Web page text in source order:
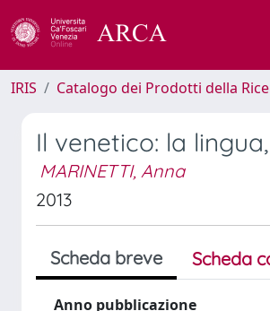
IRIS Catalogo dei Prodotti della
Il venetico: la
MARINETTI, Anna
2013
Scheda breve Scheda
Anno pubblicazione